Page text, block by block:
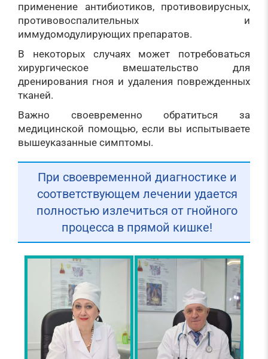
применение антибиотиков, противовирусных,
противовоспалительных и
иммудомодулирующих препаратов.
В некоторых случаях может потребоваться
хирургическое вмешательство для
дренирования гноя и удаления поврежденных
тканей.
Важно своевременно обратиться за
медицинской помощью, если вы испытываете
вышеуказанные симптомы.
При своевременной диагностике и
соответствующем лечении удается
полностью излечиться от гнойного
процесса в прямой кишке!